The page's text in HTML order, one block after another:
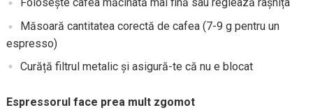
Măsoară cantitatea corectă de cafea (7-9 g pentru un
espresso)
Curăță filtrul metalic și asigură-te că nu e blocat
Espressorul face prea mult zgomot